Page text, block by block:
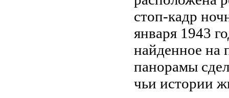
стоп-кадр
января 1943
найденное на
панорамы
чьи истории